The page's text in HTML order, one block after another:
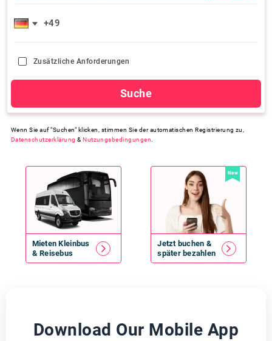
Zusätzliche Anforderungen
Suche
Wenn Sie auf "Suchen" klicken, stimmen Sie der automatischen Registrierung zu,
Datenschutzerklärung &Nutzungsbedingungen
Mieten Kleinbus
& Reisebus
New
Jetzt buchen &
später bezahlen
Download Our Mobile App